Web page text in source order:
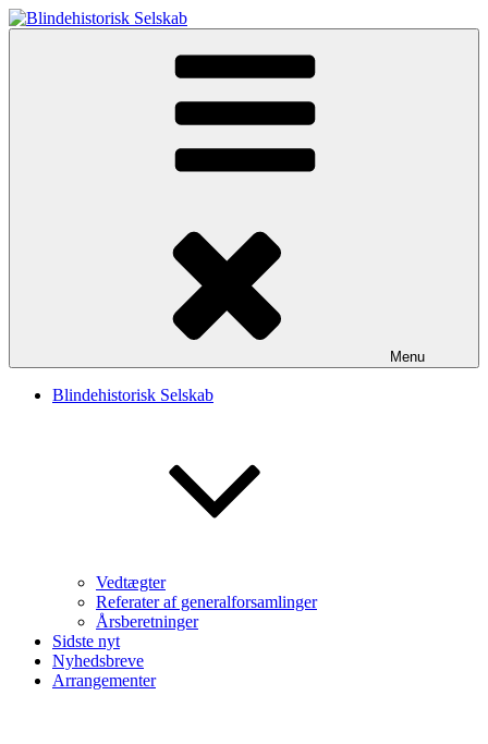
Videre
til
Velkommen til Blindehistorisk Selskab.
Menu
Blindehistorisk Selskab
Vedtægter
Referater af generalforsamlinger
Årsberetninger
Sidste nyt
Nyhedsbreve
Arrangementer